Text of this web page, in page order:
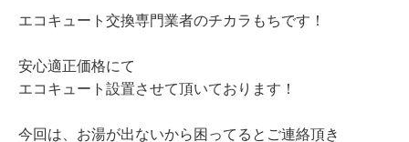
エコキュート交換専門業者のチカラもちです！
安心適正価格にて
エコキュート設置させて頂いております！
今回は、お湯が出ないから困ってるとご連絡頂き